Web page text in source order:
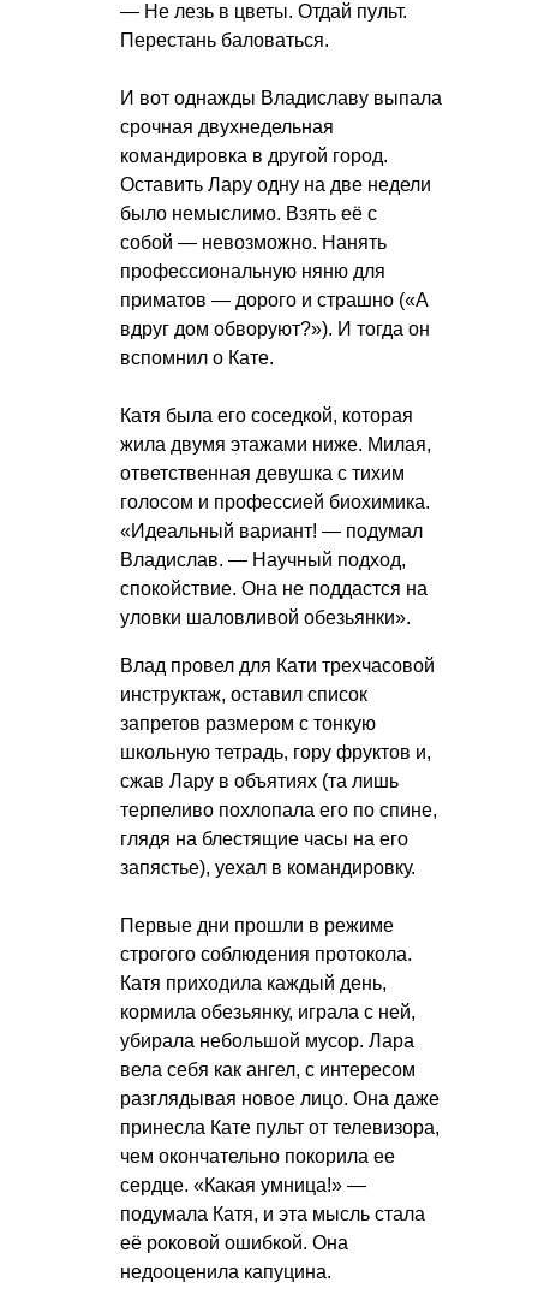
— Не лезь в цветы. Отдай пульт.
Перестань баловаться.
И вот однажды Владиславу выпала
срочная двухнедельная
командировка в другой город.
Оставить Лару одну на две недели
было немыслимо. Взять её с
собой — невозможно. Нанять
профессиональную няню для
приматов — дорого и страшно («А
вдруг дом обворуют?»). И тогда он
вспомнил о Кате.
Катя была его соседкой, которая
жила двумя этажами ниже. Милая,
ответственная девушка с тихим
голосом и профессией биохимика.
«Идеальный вариант! — подумал
Владислав. — Научный подход,
спокойствие. Она не поддастся на
уловки шаловливой обезьянки».
Влад провел для Кати трехчасовой
инструктаж, оставил список
запретов размером с тонкую
школьную тетрадь, гору фруктов и,
сжав Лару в объятиях (та лишь
терпеливо похлопала его по спине,
глядя на блестящие часы на его
запястье), уехал в командировку.
Первые дни прошли в режиме
строгого соблюдения протокола.
Катя приходила каждый день,
кормила обезьянку, играла с ней,
убирала небольшой мусор. Лара
вела себя как ангел, с интересом
разглядывая новое лицо. Она даже
принесла Кате пульт от телевизора,
чем окончательно покорила ее
сердце. «Какая умница!» —
подумала Катя, и эта мысль стала
её роковой ошибкой. Она
недооценила капуцина.